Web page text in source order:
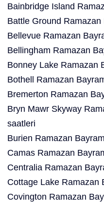
Bainbridge Island
Battle Ground Ramazan
Bellevue Ramazan
Bellingham Ramazan
Bonney Lake Ramazan
Bothell Ramazan
Bremerton Ramazan
Bryn Mawr Skyway
saatleri
Burien Ramazan
Camas Ramazan
Centralia Ramazan
Cottage Lake Ramazan
Covington Ramazan